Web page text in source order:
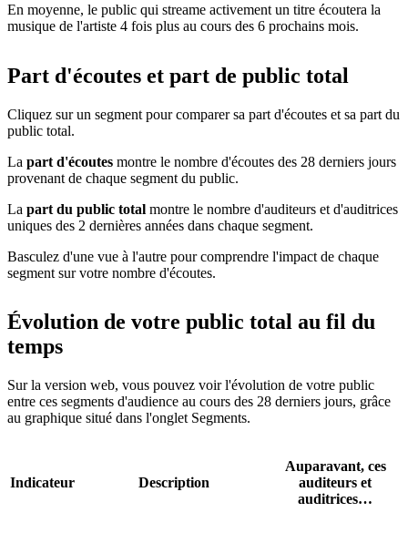
En moyenne, le public qui streame activement un titre écoutera la
musique de l'artiste 4 fois plus au cours des 6 prochains mois.
Part d'écoutes et part de public total
Cliquez sur un segment pour comparer sa part d'écoutes et sa part du
public total.
La part d'écoutes montre le nombre d'écoutes des 28 derniers jours
provenant de chaque segment du public.
La part du public total montre le nombre d'auditeurs et d'auditrices
uniques des 2 dernières années dans chaque segment.
Basculez d'une vue à l'autre pour comprendre l'impact de chaque
segment sur votre nombre d'écoutes.
Évolution de votre public total au fil du
temps
Sur la version web, vous pouvez voir l'évolution de votre public
entre ces segments d'audience au cours des 28 derniers jours, grâce
au graphique situé dans l'onglet Segments.
Indicateur Description
Auparavant, ces
auditeurs et
auditrices…